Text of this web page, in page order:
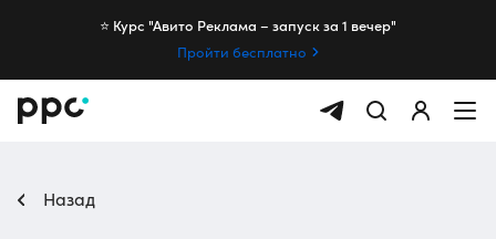
⭐️ Курс "Авито Реклама – запуск за 1 вечер"
Пройти бесплатно
Назад